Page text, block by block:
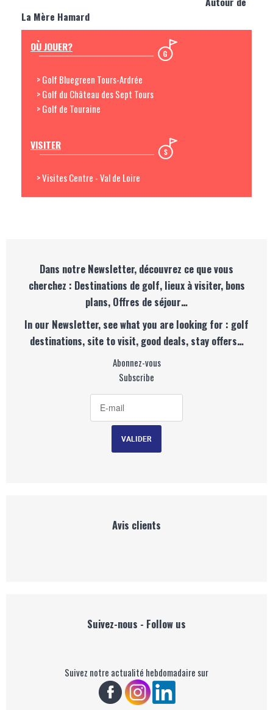
La Mère Hamard
OÙ JOUER?
> Golf Bluegreen Tours-Ardrée
> Golf du Château des Sept Tours
> Golf de Touraine
VISITER
> Visites Centre - Val de Loire
Dans notre Newsletter, découvrez ce que vous
cherchez : Destinations de golf, lieux à visiter, bons
plans, Offres de séjour…
In our Newsletter, see what you are looking for : golf
destinations, site to visit, good deals, stay offers…
Abonnez-vous
Subscribe
Avis clients
Suivez-nous - Follow us
Suivez notre actualité hebdomadaire sur